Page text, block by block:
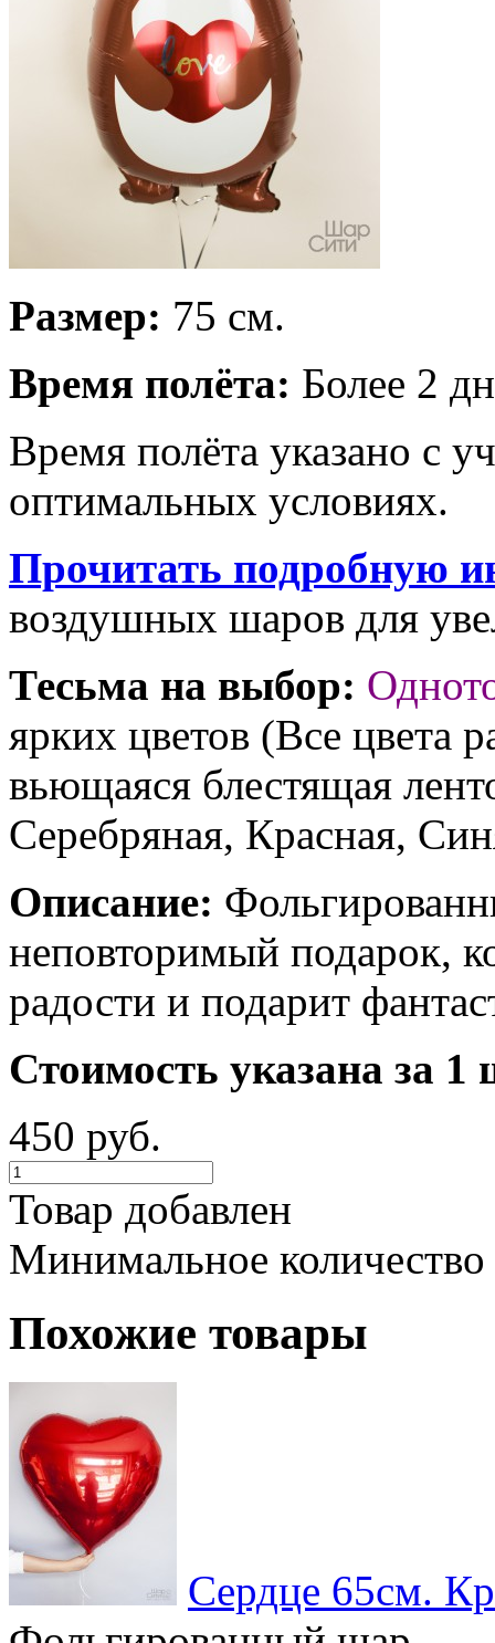
Размер: 75 см.
Время полёта: Более 2
Время полёта указано с
оптимальных условиях.
Прочитать подробную
воздушных шаров для
Тесьма на выбор:
ярких цветов (Все цвета
вьющаяся блестящая
Серебряная, Красная,
Описание:
неповторимый подарок,
радости и подарит
Стоимость указана за 1
450 руб.
Товар добавлен
Минимальное
Похожие товары
Сердце 65см.